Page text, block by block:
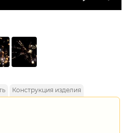
Конструкция изделия